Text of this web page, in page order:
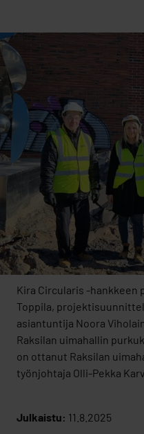
Kira Circularis -hankkeen
Toppila,
asiantuntija Noora
Raksilan uimahallin
on ottanut Raksilan
työnjohtaja Olli-Pekka
Julkaistu: 11.8.2025